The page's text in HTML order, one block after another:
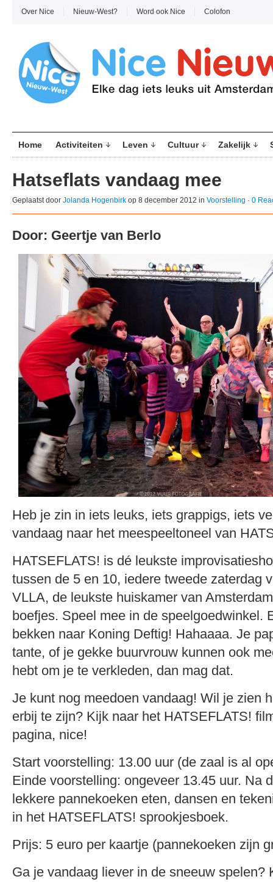
Over Nice Nieuw-West? Word ook Nice Colofon
Home Activiteiten Leven Cultuur Zakelijk
Hatseflats vandaag mee
Geplaatst door Jolanda Hogenbirk op 8 december 2012 in Voorstelling · 0
Door: Geertje van Berlo
Heb je zin in iets leuks, iets grappigs, iets
vandaag naar het meespeeltoneel van
HATSEFLATS! is dé leukste
tussen de 5 en 10, iedere tweede zaterdag
VLLA, de leukste huiskamer van
boefjes. Speel mee in de speelgoedwinkel.
bekken naar Koning Deftig! Hahaaaa. Je
tante, of je gekke buurvrouw kunnen ook
hebt om je te verkleden, dan mag dat.
Je kunt nog meedoen vandaag! Wil je zien
erbij te zijn? Kijk naar het HATSEFLATS!
pagina, nice!
Start voorstelling: 13.00 uur (de zaal is al
Einde voorstelling: ongeveer 13.45 uur. Na
lekkere pannekoeken eten, dansen en
in het HATSEFLATS! sprookjesboek.
Prijs: 5 euro per kaartje (pannekoeken zijn
Ga je vandaag liever in de sneeuw spelen?